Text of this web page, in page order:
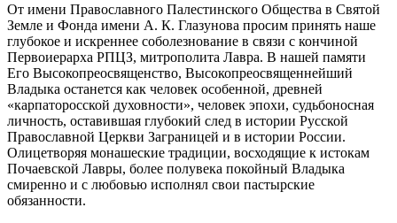
От имени Православного Палестинского Общества в Святой
Земле и Фонда имени А. К. Глазунова просим принять наше
глубокое и искреннее соболезнование в связи с кончиной
Первоиерарха РПЦЗ, митрополита Лавра. В нашей памяти
Его Высокопреосвященство, Высокопреосвященнейший
Владыка останется как человек особенной, древней
«карпаторосской духовности», человек эпохи, судьбоносная
личность, оставившая глубокий след в истории Русской
Православной Церкви Заграницей и в истории России.
Олицетворяя монашеские традиции, восходящие к истокам
Почаевской Лавры, более полувека покойный Владыка
смиренно и с любовью исполнял свои пастырские
обязанности.